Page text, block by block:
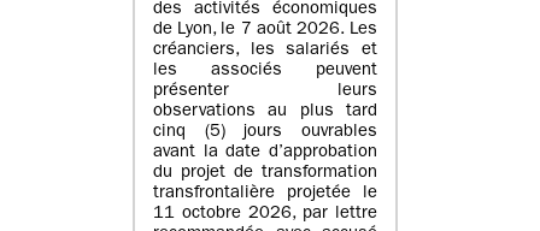
des activités économiques
de Lyon, le 7 août 2026. Les
créanciers, les salariés et
les associés peuvent
présenter leurs
observations au plus tard
cinq (5) jours ouvrables
avant la date d’approbation
du projet de transformation
transfrontalière projetée le
11 octobre 2026, par lettre